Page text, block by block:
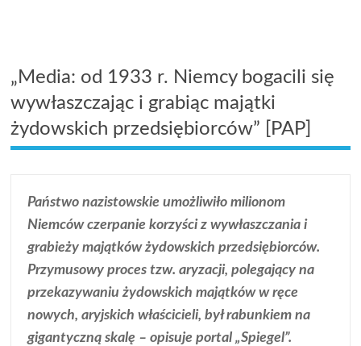
„Media: od 1933 r. Niemcy bogacili się
wywłaszczając i grabiąc majątki
żydowskich przedsiębiorców” [PAP]
Państwo nazistowskie umożliwiło milionom
Niemców czerpanie korzyści z wywłaszczania i
grabieży majątków żydowskich przedsiębiorców.
Przymusowy proces tzw. aryzacji, polegający na
przekazywaniu żydowskich majątków w ręce
nowych, aryjskich właścicieli, był rabunkiem na
gigantyczną skalę – opisuje portal „Spiegel”.